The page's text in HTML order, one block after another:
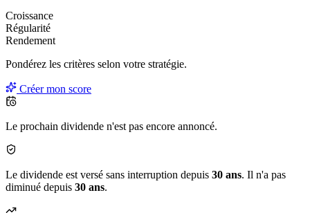
Croissance
Régularité
Rendement
Pondérez les critères selon votre stratégie.
Créer mon score
Le prochain dividende n'est pas encore annoncé.
Le dividende est versé sans interruption depuis 30 ans. Il n'a pas
diminué depuis 30 ans.